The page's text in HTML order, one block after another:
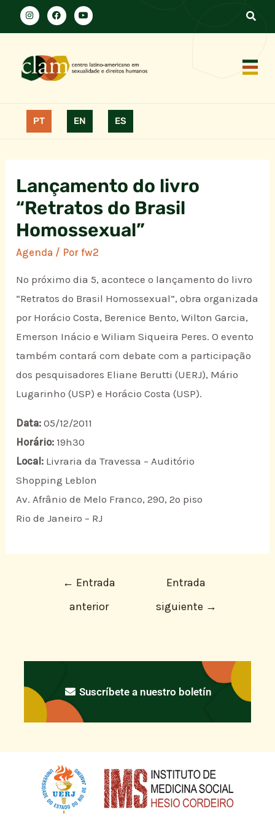
PT EN ES
Lançamento do livro
“Retratos do Brasil
Homossexual”
Agenda / Porfw2
No próximo dia 5, acontece o lançamento do livro
“Retratos do Brasil Homossexual”, obra organizada
por Horácio Costa, Berenice Bento, Wilton Garcia,
Emerson Inácio e Wiliam Siqueira Peres. O evento
também contará com debate com a participação
dos pesquisadores Eliane Berutti (UERJ), Mário
Lugarinho (USP) e Horácio Costa (USP).
Data: 05/12/2011
Horário: 19h30
Local: Livraria da Travessa – Auditório
Shopping Leblon
Av. Afrânio de Melo Franco, 290, 2º piso
Rio de Janeiro – RJ
← Entrada
anterior
Entrada
siguiente →
Suscríbete a nuestro boletín